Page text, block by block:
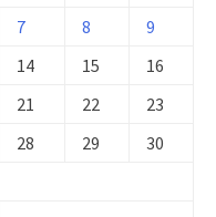
7 8
9
14 15
16
21 22
23
28 29
30